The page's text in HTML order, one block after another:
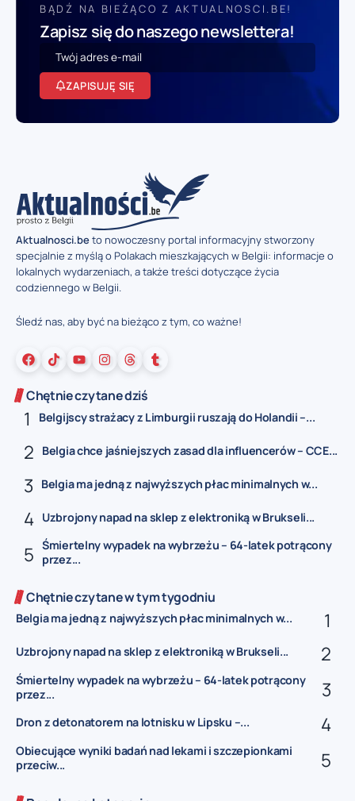
BĄDŹ NA BIEŻĄCO Z AKTUALNOSCI.BE!
Zapisz się do naszego newslettera!
ZAPISUJĘ SIĘ
Aktualnosci.beto nowoczesny portal informacyjny stworzony
specjalnie z myślą o Polakach mieszkających w Belgii: informacje o
lokalnych wydarzeniach, a także treści dotyczące życia
codziennego w Belgii.
Śledź nas, aby być na bieżąco z tym, co ważne!
Chętnie czytane dziś
Belgijscy strażacy z Limburgii ruszają do Holandii –...
Belgia chce jaśniejszych zasad dla influencerów – CCE...
Belgia ma jedną z najwyższych płac minimalnych w...
Uzbrojony napad na sklep z elektroniką w Brukseli...
Śmiertelny wypadek na wybrzeżu – 64-latek potrącony
przez...
Chętnie czytane w tym tygodniu
Belgia ma jedną z najwyższych płac minimalnych w...
Uzbrojony napad na sklep z elektroniką w Brukseli...
Śmiertelny wypadek na wybrzeżu – 64-latek potrącony
przez...
Dron z detonatorem na lotnisku w Lipsku –...
Obiecujące wyniki badań nad lekami i szczepionkami
przeciw...